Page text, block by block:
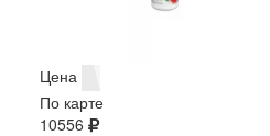
Цена
По карте
10556